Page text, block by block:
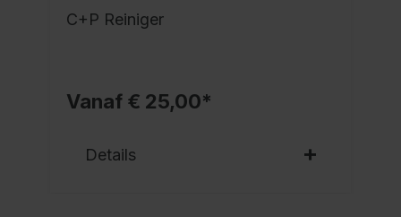
C+P Reiniger
Vanaf € 25,00*
Details